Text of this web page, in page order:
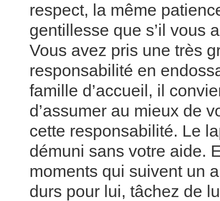
respect, la même
gentillesse que s’il vous
Vous avez pris une très
responsabilité en
famille d’accueil, il
d’assumer au mieux de
cette responsabilité. Le
démuni sans votre aide.
moments qui suivent un
durs pour lui, tâchez de